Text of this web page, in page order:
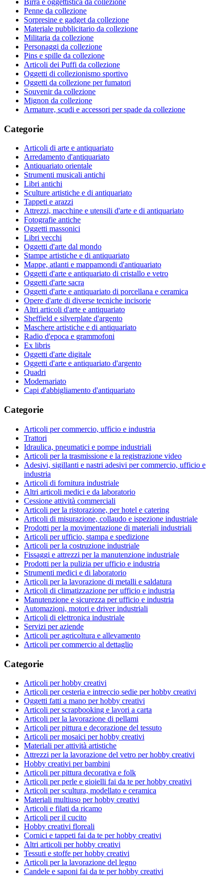
Birra e oggettistica da collezione
Penne da collezione
Sorpresine e gadget da collezione
Materiale pubblicitario da collezione
Militaria da collezione
Personaggi da collezione
Pins e spille da collezione
Articoli dei Puffi da collezione
Oggetti di collezionismo sportivo
Oggetti da collezione per fumatori
Souvenir da collezione
Mignon da collezione
Armature, scudi e accessori per spade da collezione
Categorie
Articoli di arte e antiquariato
Arredamento d'antiquariato
Antiquariato orientale
Strumenti musicali antichi
Libri antichi
Sculture artistiche e di antiquariato
Tappeti e arazzi
Attrezzi, macchine e utensili d'arte e di antiquariato
Fotografie antiche
Oggetti massonici
Libri vecchi
Oggetti d'arte dal mondo
Stampe artistiche e di antiquariato
Mappe, atlanti e mappamondi d'antiquariato
Oggetti d'arte e antiquariato di cristallo e vetro
Oggetti d'arte sacra
Oggetti d'arte e antiquariato di porcellana e ceramica
Opere d'arte di diverse tecniche incisorie
Altri articoli d'arte e antiquariato
Sheffield e silverplate d'argento
Maschere artistiche e di antiquariato
Radio d'epoca e grammofoni
Ex libris
Oggetti d'arte digitale
Oggetti d'arte e antiquariato d'argento
Quadri
Modernariato
Capi d'abbigliamento d'antiquariato
Categorie
Articoli per commercio, ufficio e industria
Trattori
Idraulica, pneumatici e pompe industriali
Articoli per la trasmissione e la registrazione video
Adesivi, sigillanti e nastri adesivi per commercio, ufficio e
industria
Articoli di fornitura industriale
Altri articoli medici e da laboratorio
Cessione attività commerciali
Articoli per la ristorazione, per hotel e catering
Articoli di misurazione, collaudo e ispezione industriale
Prodotti per la movimentazione di materiali industriali
Articoli per ufficio, stampa e spedizione
Articoli per la costruzione industriale
Fissaggi e attrezzi per la manutenzione industriale
Prodotti per la pulizia per ufficio e industria
Strumenti medici e di laboratorio
Articoli per la lavorazione di metalli e saldatura
Articoli di climatizzazione per ufficio e industria
Manutenzione e sicurezza per ufficio e industria
Automazioni, motori e driver industriali
Articoli di elettronica industriale
Servizi per aziende
Articoli per agricoltura e allevamento
Articoli per commercio al dettaglio
Categorie
Articoli per hobby creativi
Articoli per cesteria e intreccio sedie per hobby creativi
Oggetti fatti a mano per hobby creativi
Articoli per scrapbooking e lavori a carta
Articoli per la lavorazione di pellami
Articoli per pittura e decorazione del tessuto
Articoli per mosaici per hobby creativi
Materiali per attività artistiche
Attrezzi per la lavorazione del vetro per hobby creativi
Hobby creativi per bambini
Articoli per pittura decorativa e folk
Articoli per perle e gioielli fai da te per hobby creativi
Articoli per scultura, modellato e ceramica
Materiali multiuso per hobby creativi
Articoli e filati da ricamo
Articoli per il cucito
Hobby creativi floreali
Cornici e tappeti fai da te per hobby creativi
Altri articoli per hobby creativi
Tessuti e stoffe per hobby creativi
Articoli per la lavorazione del legno
Candele e saponi fai da te per hobby creativi